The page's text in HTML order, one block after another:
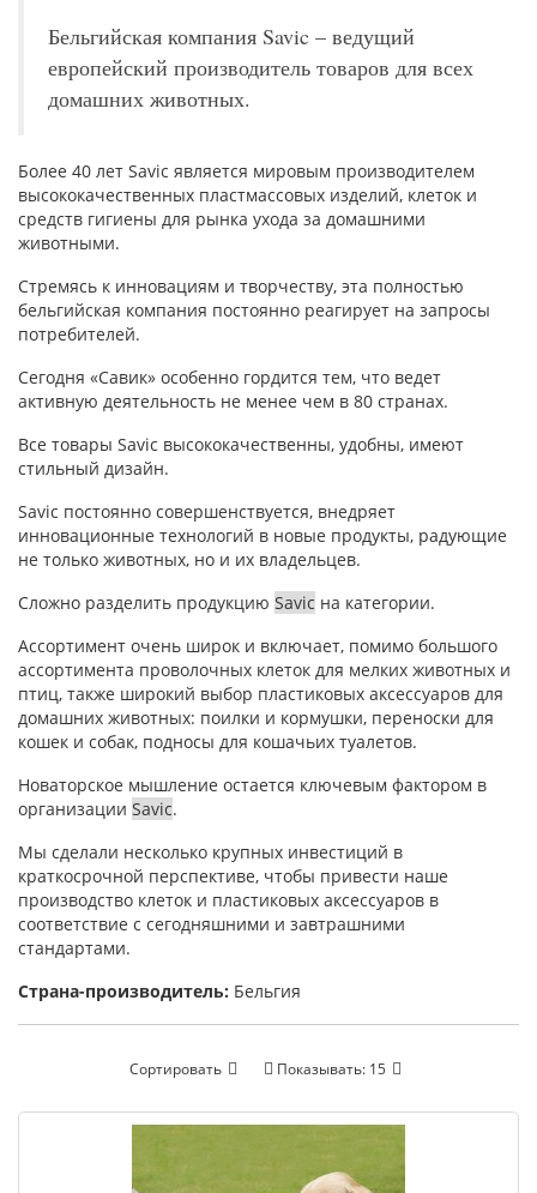
Бельгийская компания Savic – ведущий
европейский производитель товаров для всех
домашних животных.
Более 40 лет Savic является мировым производителем
высококачественных пластмассовых изделий, клеток и
средств гигиены для рынка ухода за домашними
животными.
Стремясь к инновациям и творчеству, эта полностью
бельгийская компания постоянно реагирует на запросы
потребителей.
Сегодня «Савик» особенно гордится тем, что ведет
активную деятельность не менее чем в 80 странах.
Все товары Savic высококачественны, удобны, имеют
стильный дизайн.
Savic постоянно совершенствуется, внедряет
инновационные технологий в новые продукты, радующие
не только животных, но и их владельцев.
Сложно разделить продукцию Savic на категории.
Ассортимент очень широк и включает, помимо большого
ассортимента проволочных клеток для мелких животных и
птиц, также широкий выбор пластиковых аксессуаров для
домашних животных: поилки и кормушки, переноски для
кошек и собак, подносы для кошачьих туалетов.
Новаторское мышление остается ключевым фактором в
организации Savic.
Мы сделали несколько крупных инвестиций в
краткосрочной перспективе, чтобы привести наше
производство клеток и пластиковых аксессуаров в
соответствие с сегодняшними и завтрашними
стандартами.
Страна-производитель: Бельгия
Сортировать Показывать: 15